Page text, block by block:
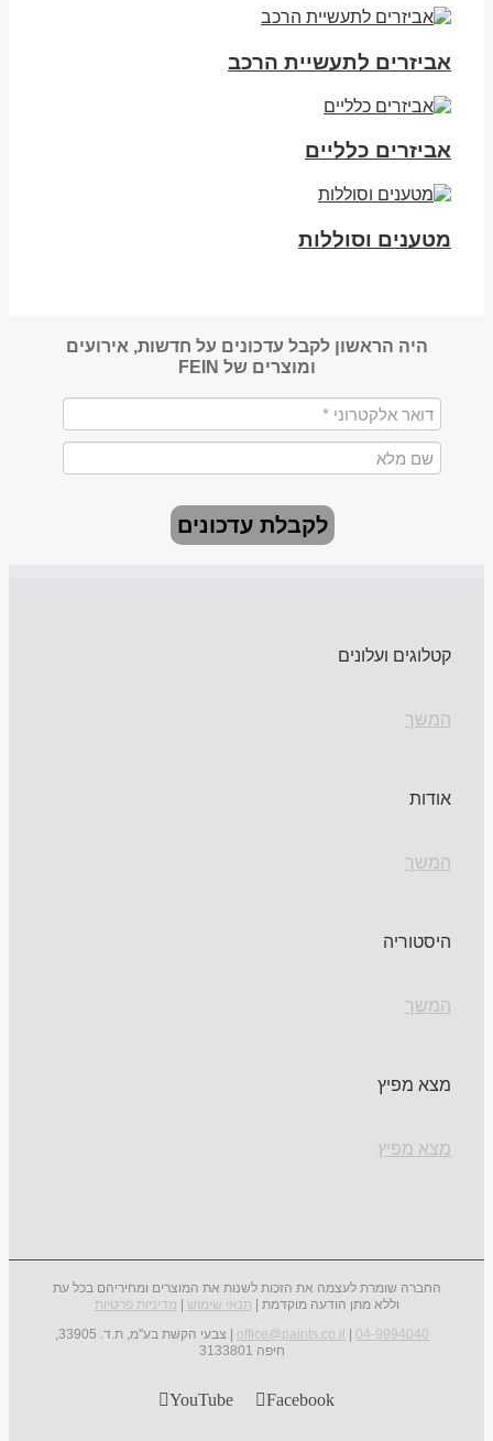
אביזרים לתעשיית הרכב
אביזרים כלליים
מטענים וסוללות
היה הראשון לקבל עדכונים על חדשות, אירועים
ומוצרים של FEIN
לקבלת עדכונים
קטלוגים ועלונים
המשך
אודות
המשך
היסטוריה
המשך
מצא מפיץ
מצא מפיץ
החברה שומרת לעצמה את הזכות לשנות את המוצרים ומחיריהם בכל עת
וללא מתן הודעה מוקדמת | תנאי שימוש
מדיניות פרטיות
04-9994040
office@paints.co.il
| צבעי הקשת בע"מ, ת.ד. 33905,
חיפה 3133801
Facebook
YouTube